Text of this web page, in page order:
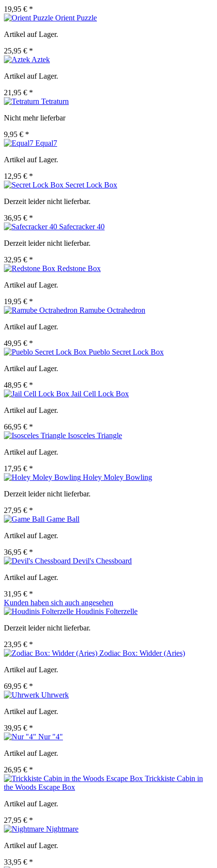
19,95 € *
Orient Puzzle
Artikel auf Lager.
25,95 € *
Aztek
Artikel auf Lager.
21,95 € *
Tetraturn
Nicht mehr lieferbar
9,95 € *
Equal7
Artikel auf Lager.
12,95 € *
Secret Lock Box
Derzeit leider nicht lieferbar.
36,95 € *
Safecracker 40
Derzeit leider nicht lieferbar.
32,95 € *
Redstone Box
Artikel auf Lager.
19,95 € *
Ramube Octrahedron
Artikel auf Lager.
49,95 € *
Pueblo Secret Lock Box
Artikel auf Lager.
48,95 € *
Jail Cell Lock Box
Artikel auf Lager.
66,95 € *
Isosceles Triangle
Artikel auf Lager.
17,95 € *
Holey Moley Bowling
Derzeit leider nicht lieferbar.
27,95 € *
Game Ball
Artikel auf Lager.
36,95 € *
Devil's Chessboard
Artikel auf Lager.
31,95 € *
Kunden haben sich auch angesehen
Houdinis Folterzelle
Derzeit leider nicht lieferbar.
23,95 € *
Zodiac Box: Widder (Aries)
Artikel auf Lager.
69,95 € *
Uhrwerk
Artikel auf Lager.
39,95 € *
Nur "4"
Artikel auf Lager.
26,95 € *
Trickkiste Cabin in
the Woods Escape Box
Artikel auf Lager.
27,95 € *
Nightmare
Artikel auf Lager.
33,95 € *